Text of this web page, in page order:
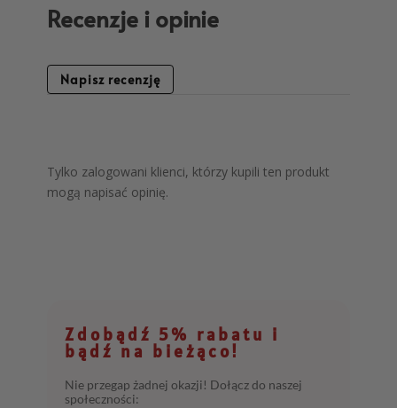
Recenzje i opinie
Napisz recenzję
Tylko zalogowani klienci, którzy kupili ten produkt
mogą napisać opinię.
Zdobądź 5% rabatu i
bądź na bieżąco!
Nie przegap żadnej okazji! Dołącz do naszej
społeczności: